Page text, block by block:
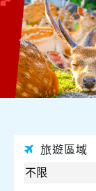
往前
旅遊區域